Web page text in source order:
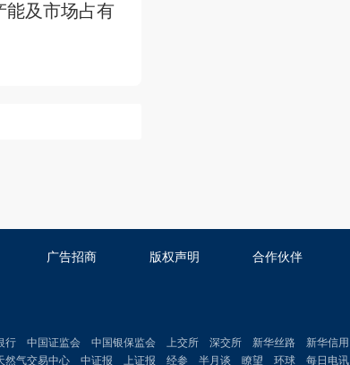
能及市场占有
广告招商 版权声明 合作伙伴
行 中国证监会 中国银保监会 上交所 深交所 新华丝路 新华信用
然气交易中心
中证报 上证报 经参 半月谈 瞭望 环球 每日电讯